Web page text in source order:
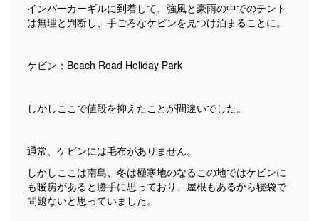
インバーカーギルに到着して、強風と豪雨の中でのテント
は無理と判断し、手ごろなケビンを見つけ泊まることに。
ケビン：Beach Road Holiday Park
しかしここで値段を抑えたことが間違いでした。
通常、ケビンには毛布がありません。
しかしここは南島、冬は極寒地のなるこの地ではケビンに
も暖房があると勝手に思っており、屋根もあるから寝袋で
問題ないと思っていました。